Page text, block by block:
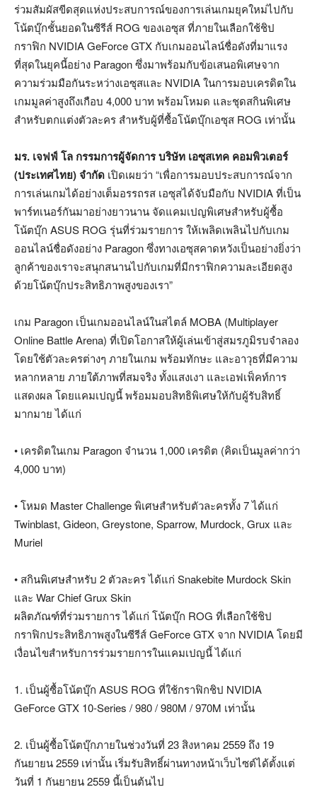
ร่วมสัมผัสขีดสุดแห่งประสบการณ์ของการเล่นเกมยุคใหม่ไปกับ
โน้ตบุ๊กชั้นยอดในซีรีส์ ROG ของเอซุส ที่ภายในเลือกใช้ชิป
กราฟิก NVIDIA GeForce GTX กับเกมออนไลน์ชื่อดังที่มาแรง
ที่สุดในยุคนี้อย่าง Paragon ซึ่งมาพร้อมกับข้อเสนอพิเศษจาก
ความร่วมมือกันระหว่างเอซุสและ NVIDIA ในการมอบเครดิตใน
เกมมูลค่าสูงถึงเกือบ 4,000 บาท พร้อมโหมด และชุดสกินพิเศษ
สำหรับตกแต่งตัวละคร สำหรับผู้ที่ซื้อโน้ตบุ๊กเอซุส ROG เท่านั้น
มร. เจฟฟ์ โล กรรมการผู้จัดการ บริษัท เอซุสเทค คอมพิวเตอร์
(ประเทศไทย) จำกัด เปิดเผยว่า “เพื่อการมอบประสบการณ์จาก
การเล่นเกมได้อย่างเต็มอรรถรส เอซุสได้จับมือกับ NVIDIA ที่เป็น
พาร์ทเนอร์กันมาอย่างยาวนาน จัดแคมเปญพิเศษสำหรับผู้ซื้อ
โน้ตบุ๊ก ASUS ROG รุ่นที่ร่วมรายการ ให้เพลิดเพลินไปกับเกม
ออนไลน์ชื่อดังอย่าง Paragon ซึ่งทางเอซุสคาดหวังเป็นอย่างยิ่งว่า
ลูกค้าของเราจะสนุกสนานไปกับเกมที่มีกราฟิกความละเอียดสูง
ด้วยโน้ตบุ๊กประสิทธิภาพสูงของเรา”
เกม Paragon เป็นเกมออนไลน์ในสไตล์ MOBA (Multiplayer
Online Battle Arena) ที่เปิดโอกาสให้ผู้เล่นเข้าสู่สมรภูมิรบจำลอง
โดยใช้ตัวละครต่างๆ ภายในเกม พร้อมทักษะ และอาวุธที่มีความ
หลากหลาย ภายใต้ภาพที่สมจริง ทั้งแสงเงา และเอฟเฟ็คท์การ
แสดงผล โดยแคมเปญนี้ พร้อมมอบสิทธิพิเศษให้กับผู้รับสิทธิ์
มากมาย ได้แก่
• เครดิตในเกม Paragon จำนวน 1,000 เครดิต (คิดเป็นมูลค่ากว่า
4,000 บาท)
• โหมด Master Challenge พิเศษสำหรับตัวละครทั้ง 7 ได้แก่
Twinblast, Gideon, Greystone, Sparrow, Murdock, Grux และ
Muriel
• สกินพิเศษสำหรับ 2 ตัวละคร ได้แก่ Snakebite Murdock Skin
และ War Chief Grux Skin
ผลิตภัณฑ์ที่ร่วมรายการ ได้แก่ โน้ตบุ๊ก ROG ที่เลือกใช้ชิป
กราฟิกประสิทธิภาพสูงในซีรีส์ GeForce GTX จาก NVIDIA โดยมี
เงื่อนไขสำหรับการร่วมรายการในแคมเปญนี้ ได้แก่
1. เป็นผู้ซื้อโน้ตบุ๊ก ASUS ROG ที่ใช้กราฟิกชิป NVIDIA
GeForce GTX 10-Series / 980 / 980M / 970M เท่านั้น
2. เป็นผู้ซื้อโน้ตบุ๊กภายในช่วงวันที่ 23 สิงหาคม 2559 ถึง 19
กันยายน 2559 เท่านั้น เริ่มรับสิทธิ์ผ่านทางหน้าเว็บไซต์ได้ตั้งแต่
วันที่ 1 กันยายน 2559 นี้เป็นต้นไป